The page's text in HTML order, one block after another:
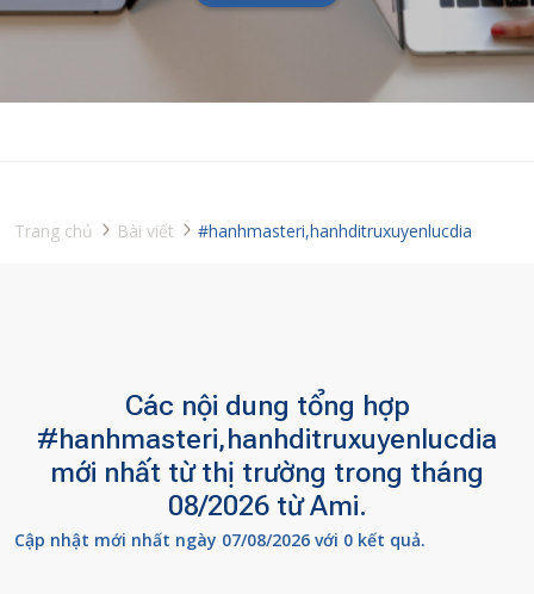
Trang chủ Bài viết #hanhmasteri,hanhditruxuyenlucdia
Các nội dung tổng hợp
#hanhmasteri,hanhditruxuyenlucdia
mới nhất từ thị trường trong tháng
08/2026 từ Ami.
Cập nhật mới nhất ngày 07/08/2026 với 0 kết quả.